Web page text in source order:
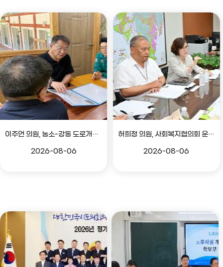
이주언 의원, 농소-강동 도로개설 민원 현장 점검
2026-08-06
허희정 의원, 사회복지협의회 운영 관련 간담회
2026-08-06